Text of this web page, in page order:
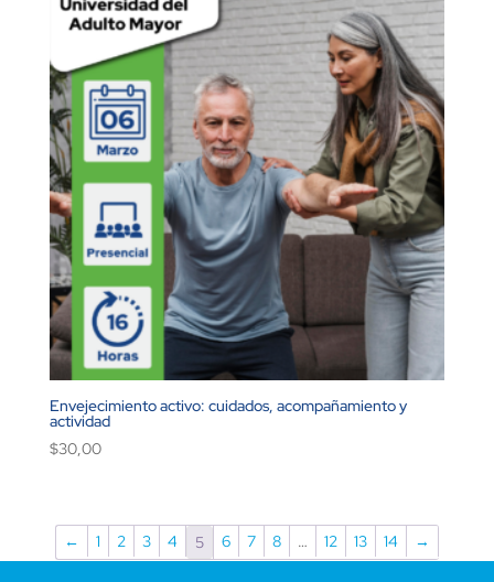
Envejecimiento activo: cuidados, acompañamiento y
actividad
$30,00
← 1 2 3 4 5 6 7 8 … 12 13 14 →